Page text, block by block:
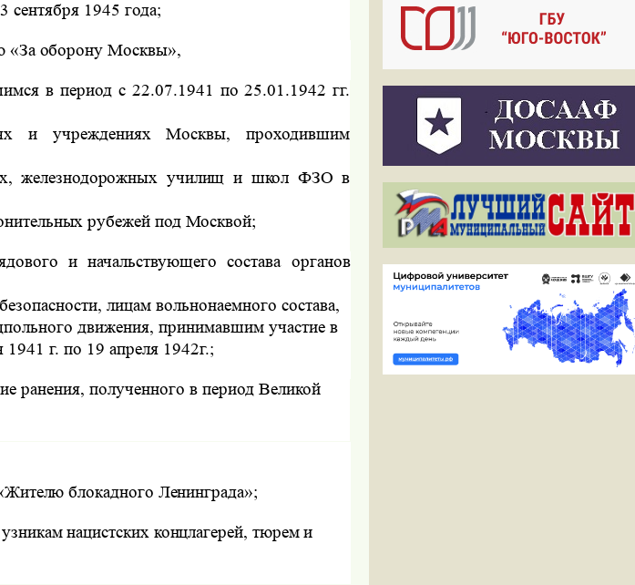
сентября 1945 года;
«За оборону Москвы»,
в период с 22.07.1941 по 25.01.1942 гг.
и учреждениях Москвы, проходившим
железнодорожных училищ и школ ФЗО в
рубежей под Москвой;
и начальствующего состава органов
лицам вольнонаемного состава,
движения, принимавшим участие в
г. по 19 апреля 1942г.;
ранения, полученного в период Великой
блокадного Ленинграда»;
нацистских концлагерей, тюрем и